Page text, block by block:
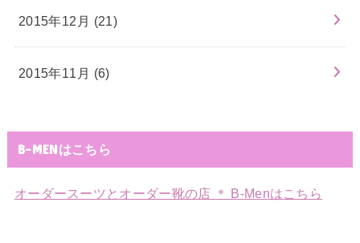
2015年12月 (21)
2015年11月 (6)
B-MENはこちら
オーダースーツとオーダー靴の店 ＊ B-Menはこちら